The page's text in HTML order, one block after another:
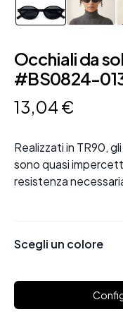
Occhiali da
#BS0824-
13,04 €
Realizzati in TR90,
sono quasi
resistenza
Scegli un colore